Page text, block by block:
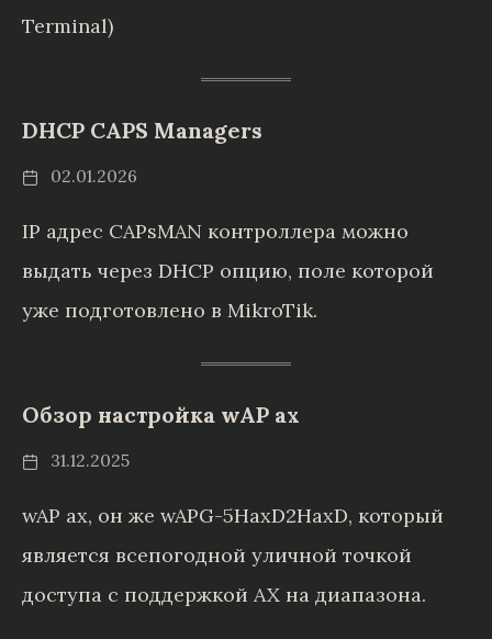
Terminal)
DHCP CAPS Managers
02.01.2026
IP адрес CAPsMAN контроллера можно
выдать через DHCP опцию, поле которой
уже подготовлено в MikroTik.
Обзор настройка wAP ax
31.12.2025
wAP ax, он же wAPG-5HaxD2HaxD, который
является всепогодной уличной точкой
доступа с поддержкой AX на диапазона.